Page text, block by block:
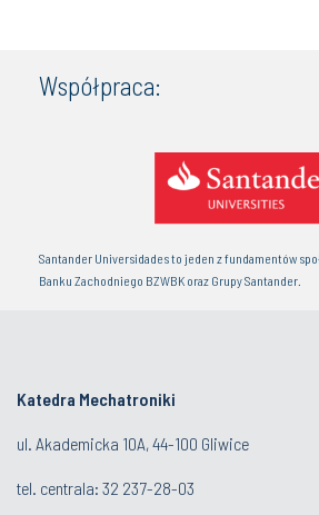
Współpraca:
Santander Universidades to jeden z fundamentów
Banku Zachodniego BZWBK oraz Grupy Santander.
Katedra Mechatroniki
ul. Akademicka 10A, 44-100 Gliwice
tel. centrala: 32 237-28-03